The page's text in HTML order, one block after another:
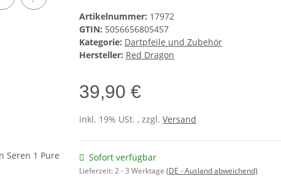
Artikelnummer: 17972
GTIN: 5056656805457
Kategorie: Dartpfeile und Zubehör
Hersteller: Red Dragon
39,90 €
inkl. 19% USt. , zzgl. Versand
Sofort verfügbar
Lieferzeit:2 - 3 Werktage (DE - Ausland abweichend)